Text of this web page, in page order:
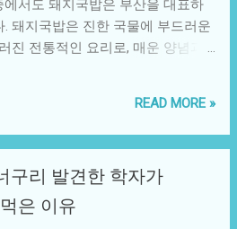
표현하게 되었다. 우진은 자신의
받았고, 수진은 점차 자신이 우진
책감을 느끼게 되었다. 우진의 이
서 사랑은 희생과 헌신을 동반하는
왔지만, 이러한 사랑은 과연 진정
영향을 다시 생각하게 된다. 간호
뿐만 아니라 심리적 지지와 사랑
서도 돼지국밥은 부산을 대표하
돼지국밥은 진한 국물에 부드러운
진 전통적인 요리로, 매운 양념과
지국밥을 체험하는 사례가 늘어나
경험과 문화적 충격을 안겨주고
는 꽤 오래되었으며, 지역의 특산
는 단백질의 원천으로, 풍부한 육
라서 부산의 돼지국밥은 단순한
의 삶과 함께 숨 쉬는 문화적 상징
READ MORE »
구리 발견한 학자가
은 이유